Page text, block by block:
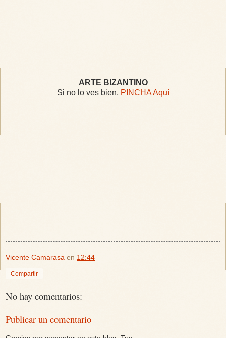
ARTE BIZANTINO
Si no lo ves bien, PINCHA Aquí
Vicente Camarasa en 12:44
Compartir
No hay comentarios:
Publicar un comentario